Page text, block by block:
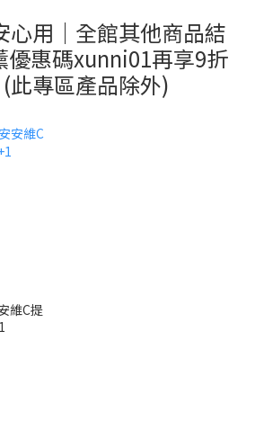
心用｜全館其他商品結
優惠碼xunni01再享9折
此專區產品除外)
維C提